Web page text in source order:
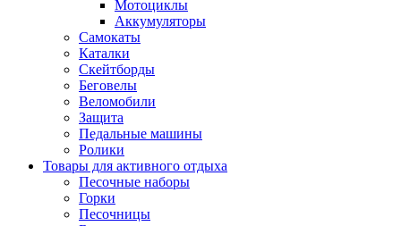
Мотоциклы
Аккумуляторы
Самокаты
Каталки
Скейтборды
Беговелы
Веломобили
Защита
Педальные машины
Ролики
Товары для активного отдыха
Песочные наборы
Горки
Песочницы